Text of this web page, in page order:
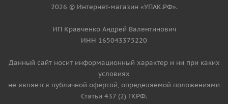
2026 © Интернет-магазин «УПАК.РФ».
ИП Кравченко Андрей Валентинович
ИНН 165043375220
Данный сайт носит информационный характер и ни при каких
условиях
не является публичной офертой, определяемой положениями
Статьи 437 (2) ГКРФ.